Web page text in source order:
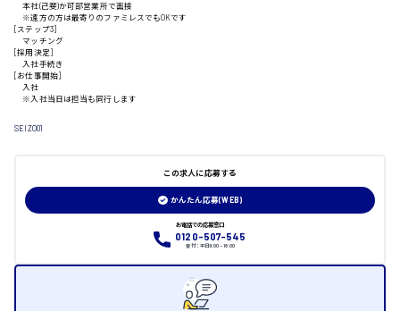
山口県
大竹市
日給制すべて
本社(己斐)か可部営業所で面接
※遠方の方は最寄りのファミレスでもOKです
[ステップ3]
マッチング
[採用決定]
入社手続き
[お仕事開始]
入社
※入社当日は担当も同行します
SEIZO01
この求人に応募する
かんたん応募(WEB)
お電話での応募窓口
0120-507-545
受付：平日9:00 - 18:00